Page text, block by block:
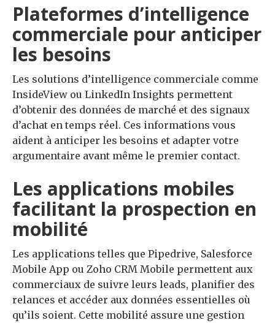
Plateformes d’intelligence
commerciale pour anticiper
les besoins
Les solutions d’intelligence commerciale comme
InsideView ou LinkedIn Insights permettent
d’obtenir des données de marché et des signaux
d’achat en temps réel. Ces informations vous
aident à anticiper les besoins et adapter votre
argumentaire avant même le premier contact.
Les applications mobiles
facilitant la prospection en
mobilité
Les applications telles que Pipedrive, Salesforce
Mobile App ou Zoho CRM Mobile permettent aux
commerciaux de suivre leurs leads, planifier des
relances et accéder aux données essentielles où
qu’ils soient. Cette mobilité assure une gestion